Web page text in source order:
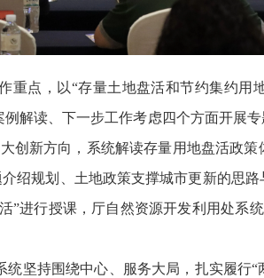
重点，以“存量土地盘活和节约集约用
解读、下一步工作考虑四个方面开展
创新方向，系统解读存量用地盘活政
绍规划、土地政策支撑城市更新的思
”进行授课，厅自然资源开发利用处系
坚持围绕中心、服务大局，扎实履行